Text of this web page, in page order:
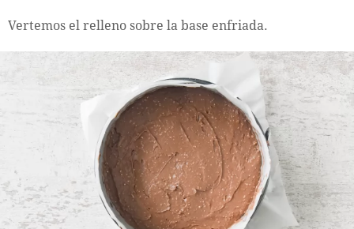
Vertemos el relleno sobre la base enfriada.